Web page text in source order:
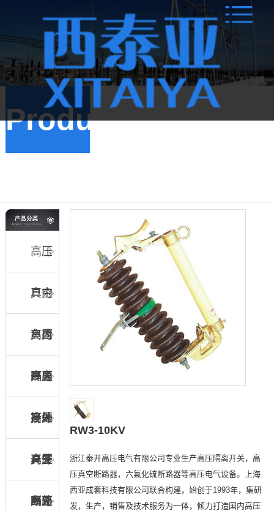
Products跌
高压
真空
负荷
开关
户内
高压
隔离
开关
户内
高压
接地
开关
户内
高压
真空
断路
户外
高压
隔离
户外
高压
户外
RW3-10KV
浙江泰开高压电气有限公司专业生产高压隔离开关，高
压真空断路器，六氟化硫断路器等高压电气设备。上海
西亚成套科技有限公司联合构建，始创于1993年，集研
发，生产，销售及技术服务为一体，倾力打造国内高压